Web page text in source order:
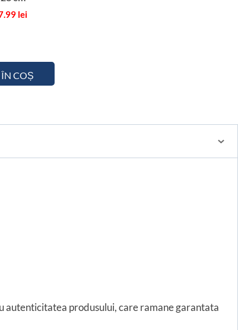
lei
COȘ
autenticitatea produsului, care ramane garantata